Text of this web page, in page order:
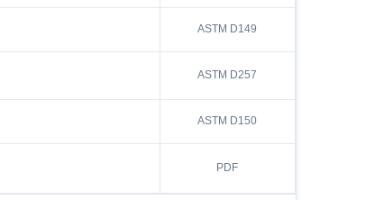
ASTM D149
ASTM D257
ASTM D150
PDF